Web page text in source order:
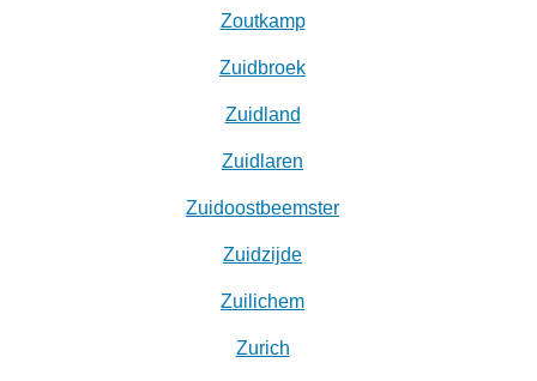
Zoutkamp
Zuidbroek
Zuidland
Zuidlaren
Zuidoostbeemster
Zuidzijde
Zuilichem
Zurich